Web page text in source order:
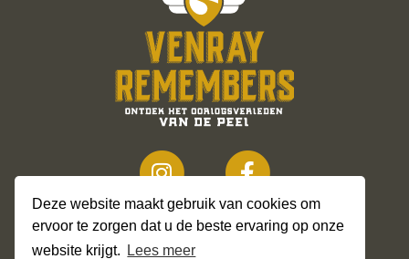
Deze website maakt gebruik van cookies om
ervoor te zorgen dat u de beste ervaring op onze
website krijgt.
Lees meer